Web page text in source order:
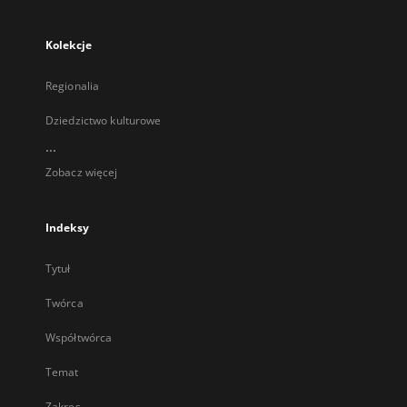
Kolekcje
Regionalia
Dziedzictwo kulturowe
...
Zobacz więcej
Indeksy
Tytuł
Twórca
Współtwórca
Temat